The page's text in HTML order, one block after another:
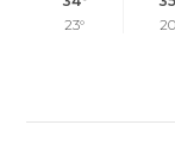
23°